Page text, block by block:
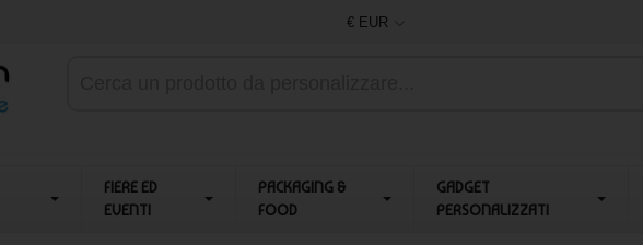
€ EUR
FIERE ED
EVENTI
PACKAGING &
FOOD
GADGET
PERSONALIZZATI